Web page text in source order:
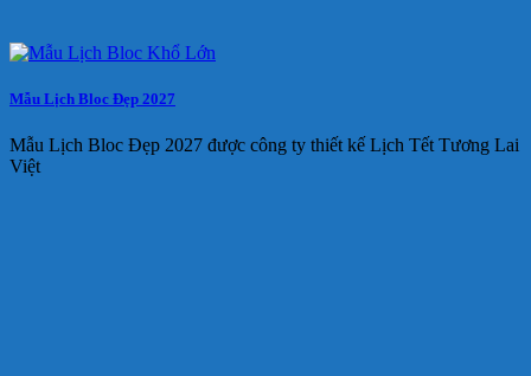
Mẫu Lịch Bloc Đẹp 2027
Mẫu Lịch Bloc Đẹp 2027 được công ty thiết kế Lịch Tết Tương Lai
Việt